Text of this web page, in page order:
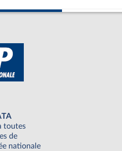
toutes
de
nationale